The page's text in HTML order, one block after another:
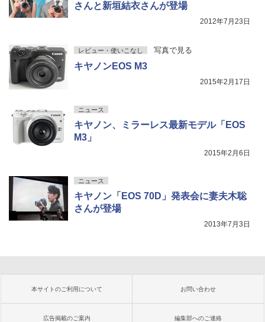
さんと新垣結衣さんが登場
2012年7月23日
レビュー・使いこなし 写真で見る
キヤノンEOS M3
2015年2月17日
ニュース
キヤノン、ミラーレス最新モデル「EOS
M3」
2015年2月6日
ニュース
キヤノン「EOS 70D」発表会に妻夫木聡
さんが登場
2013年7月3日
本サイトのご利用について お問い合わせ
広告掲載のご案内 編集部へのご連絡